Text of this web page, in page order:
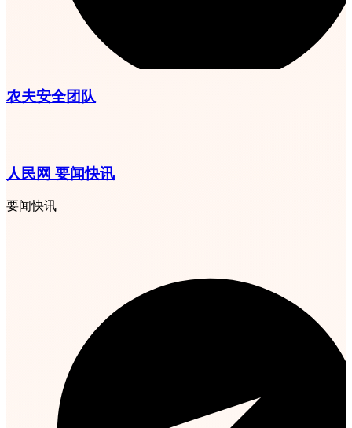
农夫安全团队
人民网 要闻快讯
要闻快讯